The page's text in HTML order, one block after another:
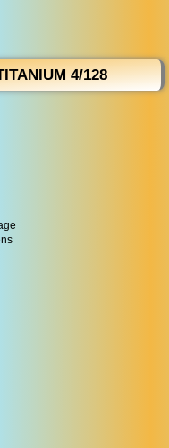
4/128